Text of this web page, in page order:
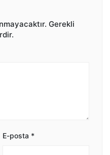
Gerekli
E-posta *